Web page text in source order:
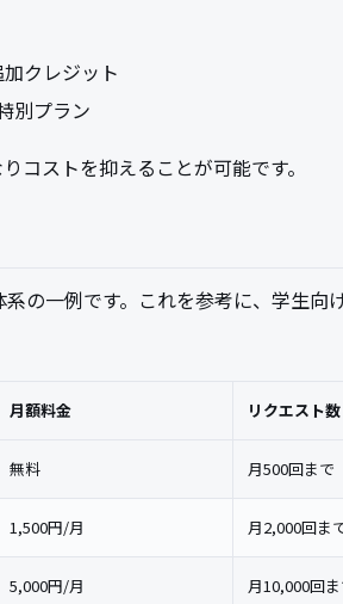
クレジット
別プラン
コストを抑えることが可能です。
の一例です。これを参考に、学生向
月額料金 リクエスト数
無料 月500回まで
1,500円/月 月2,000回ま
5,000円/月 月10,000回